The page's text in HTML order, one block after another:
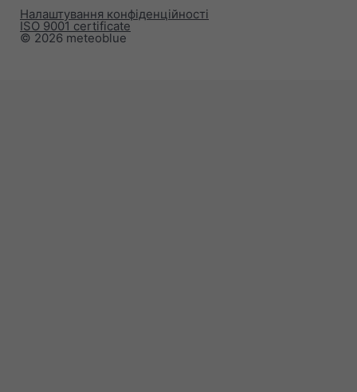
© 2026 meteoblue
ISO 9001 certificate
Налаштування конфіденційності